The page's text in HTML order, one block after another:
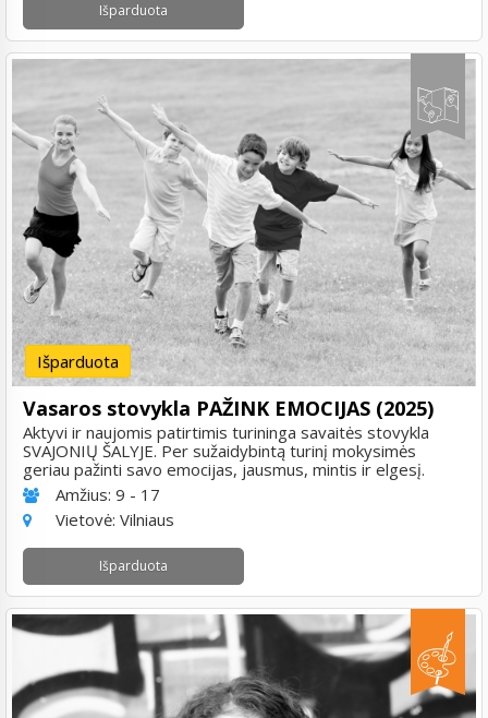
Išparduota
Išparduota
Vasaros stovykla PAŽINK EMOCIJAS (2025)
Aktyvi ir naujomis patirtimis turininga savaitės stovykla
SVAJONIŲ ŠALYJE. Per sužaidybintą turinį mokysimės
geriau pažinti savo emocijas, jausmus, mintis ir elgesį.
Amžius: 9 - 17
Vietovė: Vilniaus
Išparduota